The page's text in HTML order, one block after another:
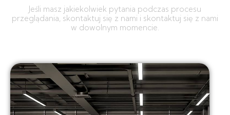
Jeśli masz jakiekolwiek pytania podczas procesu
przeglądania, skontaktuj się z nami i skontaktuj się z nami
w dowolnym momencie.